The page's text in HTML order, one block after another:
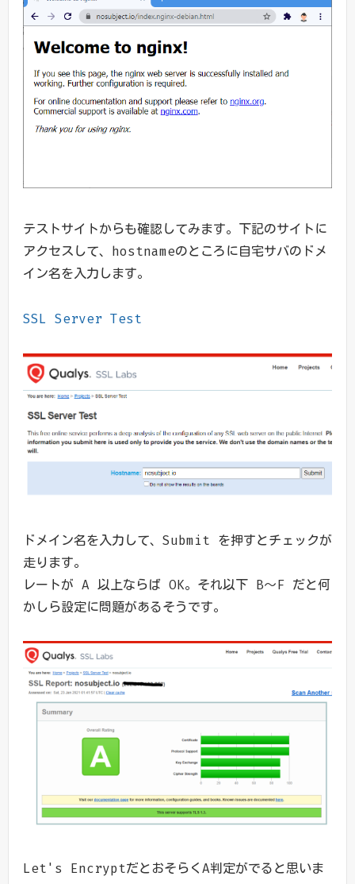
テストサイトからも確認してみます。下記のサイトに
アクセスして、hostnameのところに自宅サバのドメ
イン名を入力します。
SSL Server Test
ドメイン名を入力して、Submit を押すとチェックが
走ります。
レートが A 以上ならば OK。それ以下 B～F だと何
かしら設定に問題があるそうです。
Let's EncryptだとおそらくA判定がでると思いま